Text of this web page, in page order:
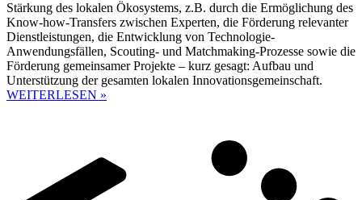
Stärkung des lokalen Ökosystems, z.B. durch die Ermöglichung des
Know-how-Transfers zwischen Experten, die Förderung relevanter
Dienstleistungen, die Entwicklung von Technologie-
Anwendungsfällen, Scouting- und Matchmaking-Prozesse sowie die
Förderung gemeinsamer Projekte – kurz gesagt: Aufbau und
Unterstützung der gesamten lokalen Innovationsgemeinschaft.
WEITERLESEN »